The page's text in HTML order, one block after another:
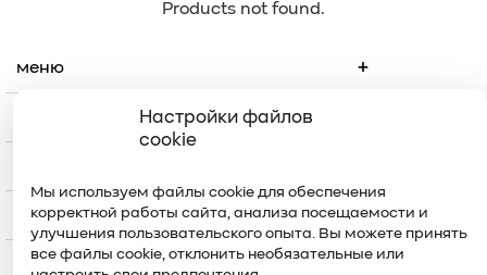
Настройки файлов
cookie
Мы используем файлы cookie для обеспечения
корректной работы сайта, анализа посещаемости и
улучшения пользовательского опыта. Вы можете принять
все файлы cookie, отклонить необязательные или
Products not found.
меню
уход